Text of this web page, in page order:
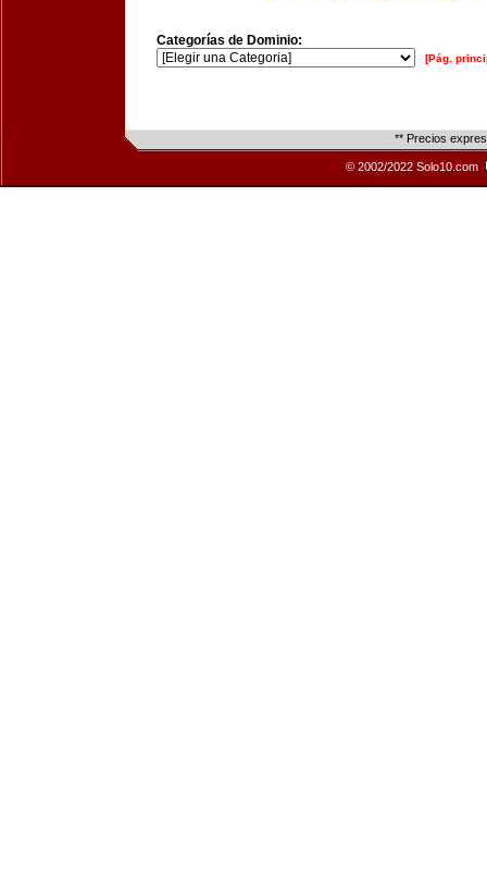
Categorías de Dominio:
[Pág.
** Precios
© 2002/2022 Solo10.com